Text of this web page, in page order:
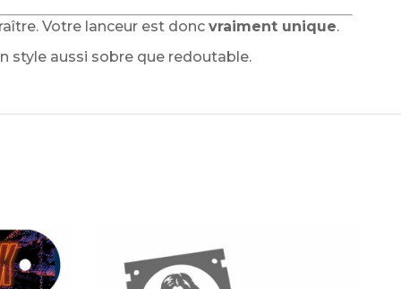
Votre lanceur est donc vraiment unique.
style aussi sobre que redoutable.